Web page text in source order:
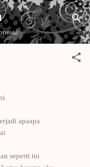
utama
apaapa
seperti ini